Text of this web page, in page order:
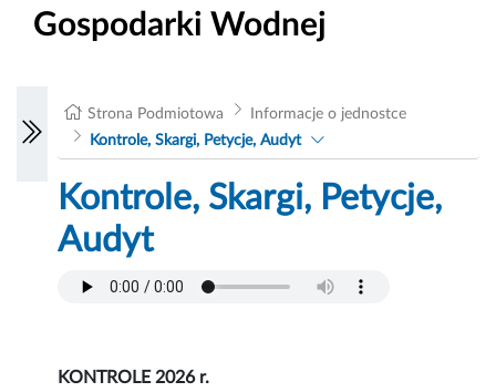
Gospodarki Wodnej
Strona Podmiotowa
Informacje o jednostce
Kontrole, Skargi, Petycje, Audyt
Kontrole, Skargi, Petycje,
Audyt
KONTROLE 2026 r.